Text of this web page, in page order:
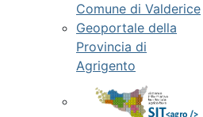
Comune di Valderice
Geoportale della
Provincia di
Agrigento